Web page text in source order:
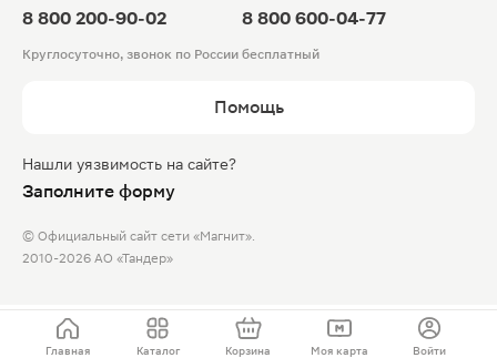
8 800 200-90-02 8 800 600-04-77
Круглосуточно, звонок по России бесплатный
Помощь
Нашли уязвимость на сайте?
Заполните форму
© Официальный сайт сети «Магнит».
2010-2026 АО «Тандер»
Главная Каталог Корзина Моя карта Войти